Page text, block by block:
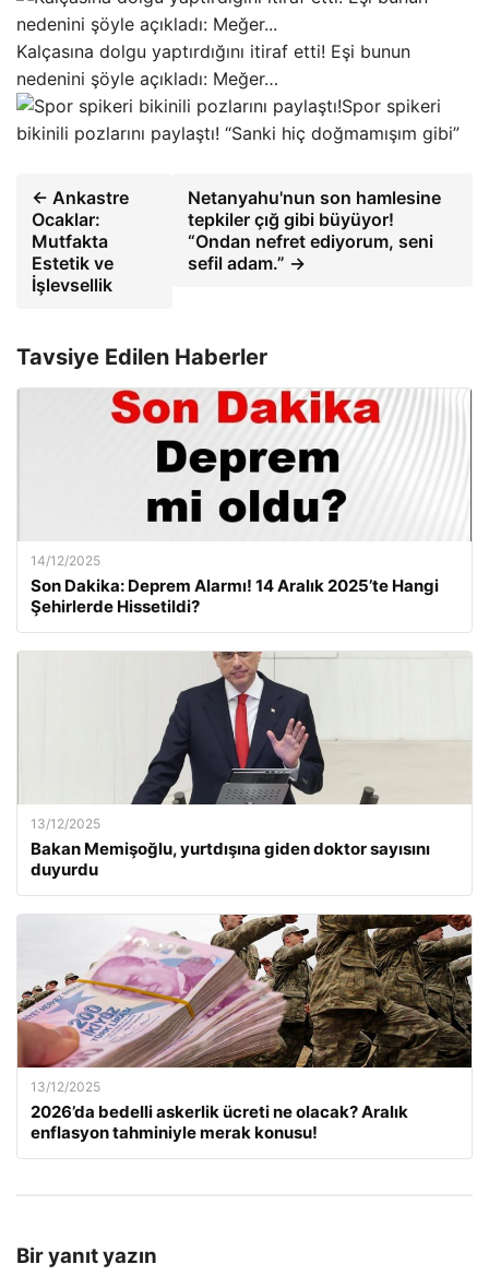
Kalçasına dolgu yaptırdığını itiraf etti! Eşi bunun
nedenini şöyle açıkladı: Meğer…
Spor spikeri
bikinili pozlarını paylaştı! “Sanki hiç doğmamışım gibi”
← Ankastre
Ocaklar:
Mutfakta
Estetik ve
İşlevsellik
Netanyahu'nun son hamlesine
tepkiler çığ gibi büyüyor!
“Ondan nefret ediyorum, seni
sefil adam.” →
Tavsiye Edilen Haberler
14/12/2025
Son Dakika: Deprem Alarmı! 14 Aralık 2025’te Hangi
Şehirlerde Hissetildi?
13/12/2025
Bakan Memişoğlu, yurtdışına giden doktor sayısını
duyurdu
13/12/2025
2026’da bedelli askerlik ücreti ne olacak? Aralık
enflasyon tahminiyle merak konusu!
Bir yanıt yazın